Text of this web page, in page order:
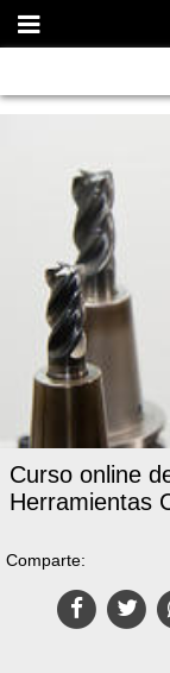
Curso online
Herramientas
Comparte: